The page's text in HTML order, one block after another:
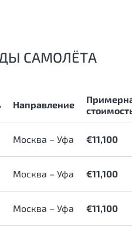
САМОЛЁТА
Направление
Москва – Уфа €11,100
Москва – Уфа €11,100
Москва – Уфа €11,100